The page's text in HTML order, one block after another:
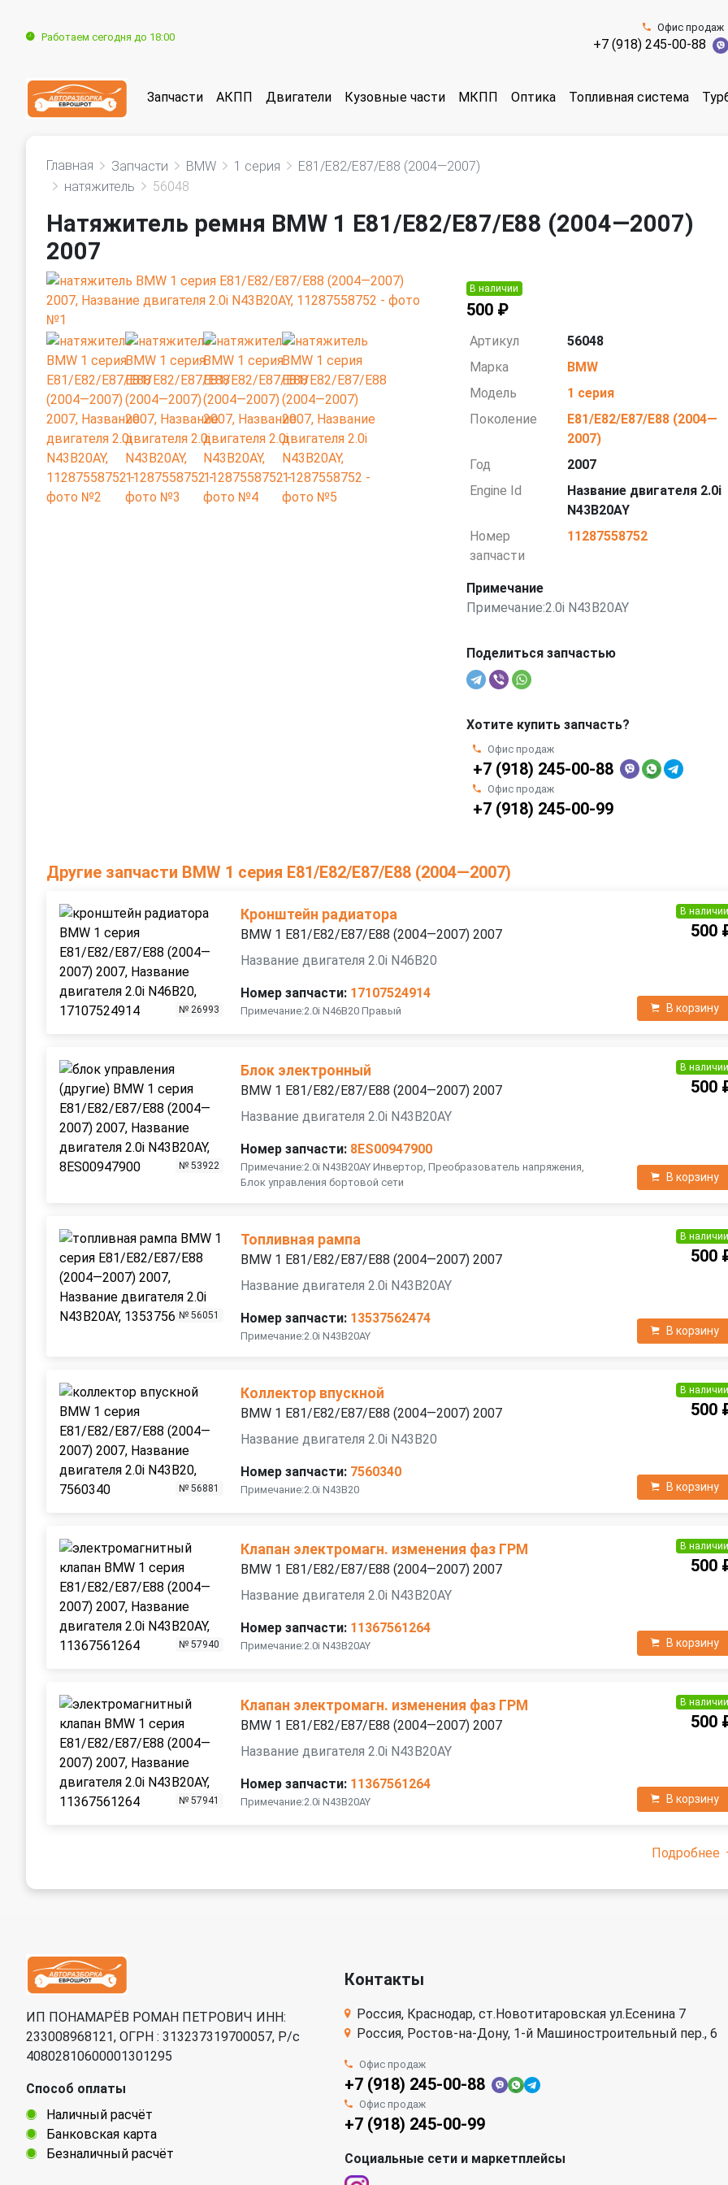
Работаем сегодня до 18:00
Офис продаж
+7 (918) 245-00-88
Запчасти АКПП Двигатели Кузовные части МКПП Оптика Топливная система
Главная Запчасти BMW 1 серия
E81/E82/E87/E88 (2004—2007)
натяжитель
56048
Натяжитель ремня BMW 1 E81/E82/E87/E88 (2004—2007)
2007
В наличии
500 ₽
Артикул
56048
Марка
BMW
Модель
1 серия
Поколение
E81/E82/E87/E88 (2004—
2007)
Год
2007
Engine Id
Название двигателя 2.0i
N43B20AY
Номер
запчасти
11287558752
Примечание
Примечание:2.0i N43B20AY
Поделиться запчастью
Хотите купить запчасть?
Офис продаж
+7 (918) 245-00-88
Офис продаж
+7 (918) 245-00-99
Другие запчасти BMW 1 серия E81/E82/E87/E88 (2004—2007)
№ 26993
Кронштейн радиатора
BMW 1 E81/E82/E87/E88 (2004—2007) 2007
Название двигателя 2.0i N46B20
Номер запчасти: 17107524914
Примечание:2.0i N46B20 Правый
В наличии
500
В корзину
№ 53922
Блок электронный
BMW 1 E81/E82/E87/E88 (2004—2007) 2007
Название двигателя 2.0i N43B20AY
Номер запчасти: 8ES00947900
Примечание:2.0i N43B20AY Инвертор, Преобразователь напряжения,
Блок управления бортовой сети
В наличии
500
В корзину
№ 56051
Топливная рампа
BMW 1 E81/E82/E87/E88 (2004—2007) 2007
Название двигателя 2.0i N43B20AY
Номер запчасти: 13537562474
Примечание:2.0i N43B20AY
В наличии
500
В корзину
№ 56881
Коллектор впускной
BMW 1 E81/E82/E87/E88 (2004—2007) 2007
Название двигателя 2.0i N43B20
Номер запчасти: 7560340
Примечание:2.0i N43B20
В наличии
500
В корзину
№ 57940
Клапан электромагн. изменения фаз ГРМ
BMW 1 E81/E82/E87/E88 (2004—2007) 2007
Название двигателя 2.0i N43B20AY
Номер запчасти: 11367561264
Примечание:2.0i N43B20AY
В наличии
500
В корзину
№ 57941
Клапан электромагн. изменения фаз ГРМ
BMW 1 E81/E82/E87/E88 (2004—2007) 2007
Название двигателя 2.0i N43B20AY
Номер запчасти: 11367561264
Примечание:2.0i N43B20AY
В наличии
500
В корзину
Подробнее
ИП ПОНАМАРЁВ РОМАН ПЕТРОВИЧ ИНН:
233008968121, ОГРН : 313237319700057, Р/c
40802810600001301295
Способ оплаты
Наличный расчёт
Банковская карта
Безналичный расчёт
Контакты
Россия, Краснодар, ст.Новотитаровская ул.Есенина 7
Россия, Ростов-на-Дону, 1-й Машиностроительный пер., 6
Офис продаж
+7 (918) 245-00-88
Офис продаж
+7 (918) 245-00-99
Социальные сети и маркетплейсы